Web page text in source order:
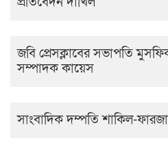
জ‌বি প্রেসক্লা‌বের সভাপ‌তি
সম্পাদক কায়েস
সাংবাদিক দম্পতি শাকিল-